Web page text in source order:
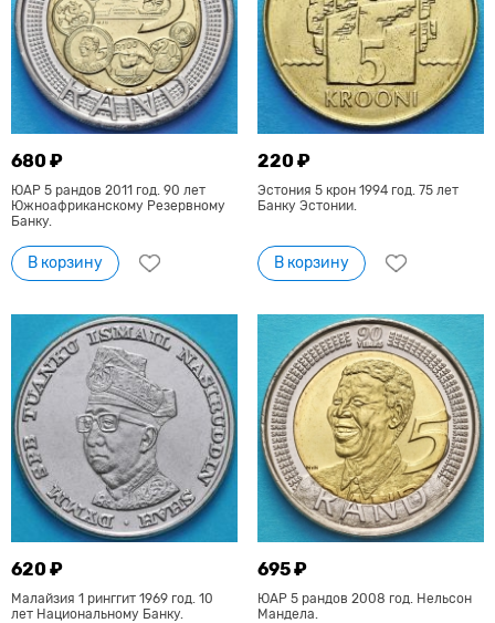
680 ₽
ЮАР 5 рандов 2011 год. 90 лет
Южноафриканскому Резервному
Банку.
В корзину
220 ₽
Эстония 5 крон 1994 год. 75 лет
Банку Эстонии.
В корзину
620 ₽
Малайзия 1 ринггит 1969 год. 10
лет Национальному Банку.
695 ₽
ЮАР 5 рандов 2008 год. Нельсон
Мандела.